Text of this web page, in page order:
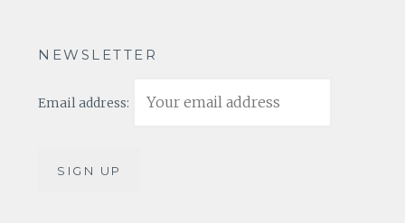
NEWSLETTER
Email address: